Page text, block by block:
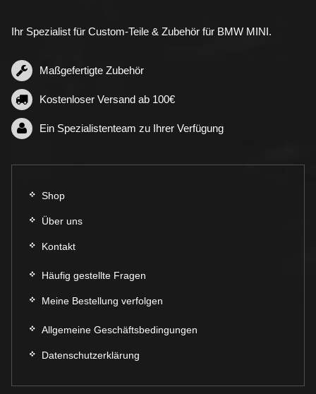
Ihr Spezialist für Custom-Teile & Zubehör für BMW MINI.
Maßgefertigte Zubehör
Kostenloser Versand ab 100€
Ein Spezialistenteam zu Ihrer Verfügung
Shop
Über uns
Kontakt
Häufig gestellte Fragen
Meine Bestellung verfolgen
Allgemeine Geschäftsbedingungen
Datenschutzerklärung